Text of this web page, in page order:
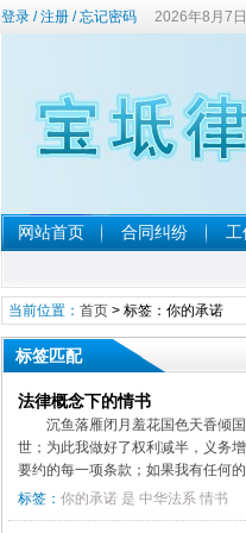
登录/注册/忘记密码 2026年8月7
网站首页 合同纠纷
当前位置： 首页> 标签：你的承诺
标签匹配
法律概念下的情书
沉鱼落雁闭月羞花国色天香倾
世；为此我做好了权利减半，义务
要约的每一项条款；如果我有任何
标签： 你的承诺 是 中华法系 情书